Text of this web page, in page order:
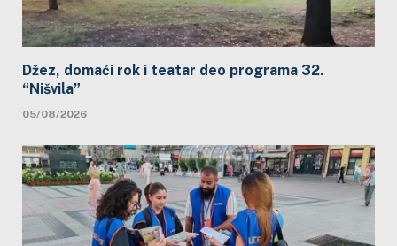
Džez, domaći rok i teatar deo programa 32.
“Nišvila”
05/08/2026